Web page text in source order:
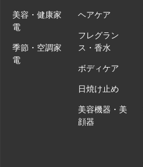
美容・健康家
電
季節・空調家
電
ヘアケア
フレグラン
ス・香水
ボディケア
日焼け止め
美容機器・美
顔器